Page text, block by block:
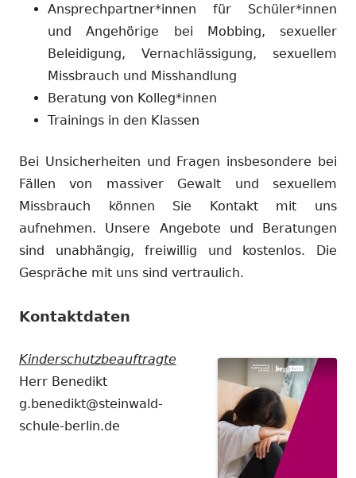
Ansprechpartner*innen für Schüler*innen
und Angehörige bei Mobbing, sexueller
Beleidigung, Vernachlässigung, sexuellem
Missbrauch und Misshandlung
Beratung von Kolleg*innen
Trainings in den Klassen
Bei Unsicherheiten und Fragen insbesondere bei
Fällen von massiver Gewalt und sexuellem
Missbrauch können Sie Kontakt mit uns
aufnehmen. Unsere Angebote und Beratungen
sind unabhängig, freiwillig und kostenlos. Die
Gespräche mit uns sind vertraulich.
Kontaktdaten
Kinderschutzbeauftragte
Herr Benedikt
g.benedikt@steinwald-
schule-berlin.de